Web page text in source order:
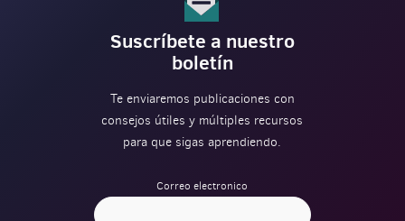
Suscríbete a nuestro
boletín
Te enviaremos publicaciones con
consejos útiles y múltiples recursos
para que sigas aprendiendo.
Correo electronico